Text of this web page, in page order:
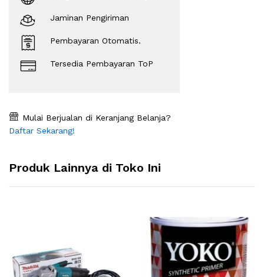
Jaminan Pengiriman
Pembayaran Otomatis.
Tersedia Pembayaran ToP
Mulai Berjualan di Keranjang Belanja?
Daftar Sekarang!
Produk Lainnya di Toko Ini